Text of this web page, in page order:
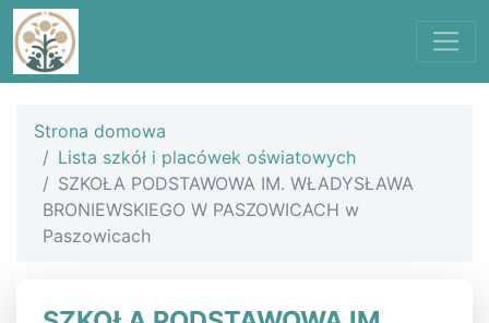
Strona domowa
Lista szkół i placówek oświatowych
SZKOŁA PODSTAWOWA IM. WŁADYSŁAWA
BRONIEWSKIEGO W PASZOWICACH w
Paszowicach